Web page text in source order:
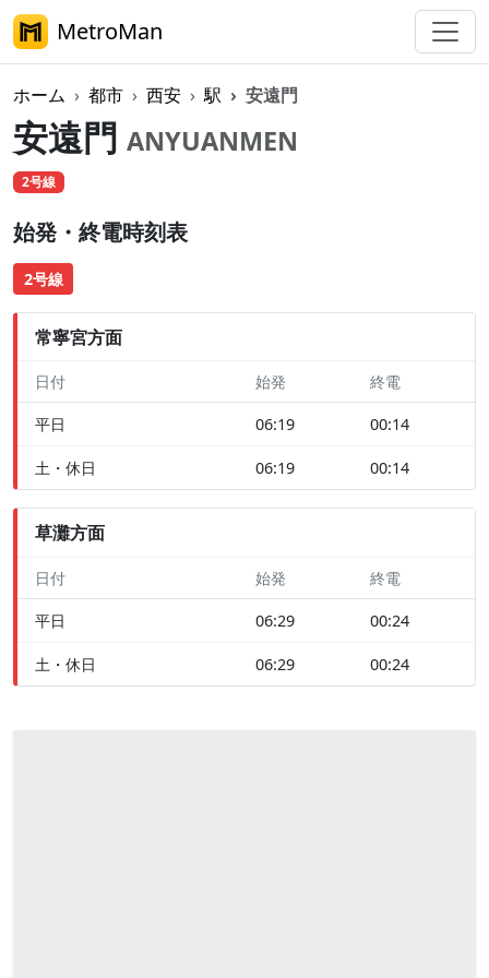
MetroMan
ホーム 都市 西安 駅 安遠門
安遠門 ANYUANMEN
2号線
始発・終電時刻表
2号線
常寧宮方面
日付 始発 終電
平日 06:19 00:14
土・休日 06:19 00:14
草灘方面
日付 始発 終電
平日 06:29 00:24
土・休日 06:29 00:24